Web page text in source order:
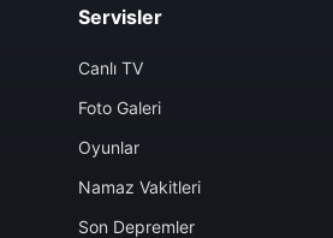
Servisler
Canlı TV
Foto Galeri
Oyunlar
Namaz Vakitleri
Son Depremler